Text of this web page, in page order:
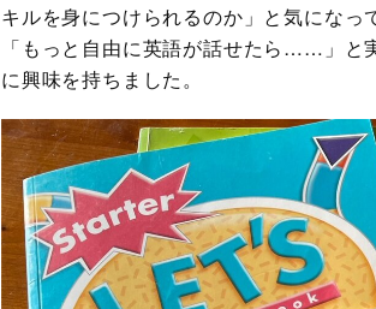
キルを身につけられるのか」と気にな
「もっと自由に英語が話せたら……」と
に興味を持ちました。